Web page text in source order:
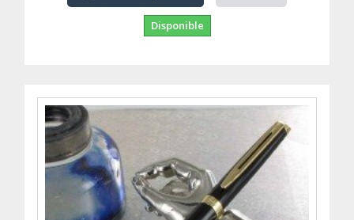
Disponible